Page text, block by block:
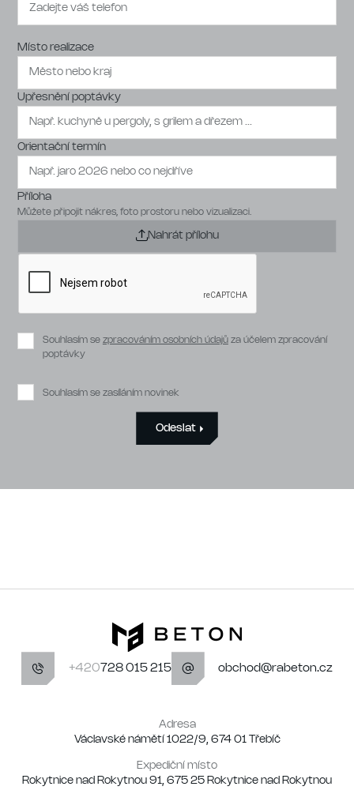
Místo realizace
Upřesnění poptávky
Orientační termín
Příloha
Můžete připojit nákres, foto prostoru nebo vizualizaci.
Nahrát přílohu
Souhlasím se zpracováním osobních údajů za účelem zpracování
poptávky
Souhlasím se zasíláním novinek
Odeslat
+420 728 015 215 obchod@rabeton.cz
Adresa
Václavské námětí 1022/9, 674 01 Třebíč
Expediční místo
Rokytnice nad Rokytnou 91, 675 25 Rokytnice nad Rokytnou